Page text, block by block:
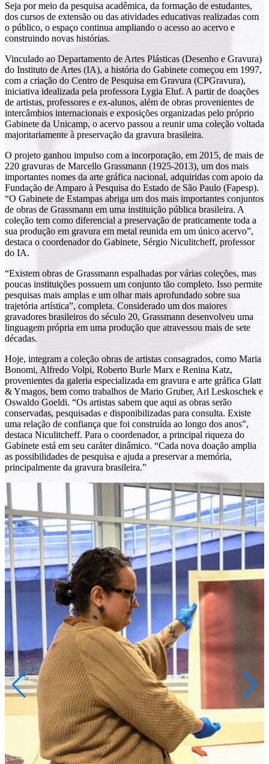
Seja por meio da pesquisa acadêmica, da formação de estudantes,
dos cursos de extensão ou das atividades educativas realizadas com
o público, o espaço continua ampliando o acesso ao acervo e
construindo novas histórias.
Vinculado ao Departamento de Artes Plásticas (Desenho e Gravura)
do Instituto de Artes (IA), a história do Gabinete começou em 1997,
com a criação do Centro de Pesquisa em Gravura (CPGravura),
iniciativa idealizada pela professora Lygia Eluf. A partir de doações
de artistas, professores e ex-alunos, além de obras provenientes de
intercâmbios internacionais e exposições organizadas pelo próprio
Gabinete da Unicamp, o acervo passou a reunir uma coleção voltada
majoritariamente à preservação da gravura brasileira.
O projeto ganhou impulso com a incorporação, em 2015, de mais de
220 gravuras de Marcello Grassmann (1925-2013), um dos mais
importantes nomes da arte gráfica nacional, adquiridas com apoio da
Fundação de Amparo à Pesquisa do Estado de São Paulo (Fapesp).
“O Gabinete de Estampas abriga um dos mais importantes conjuntos
de obras de Grassmann em uma instituição pública brasileira. A
coleção tem como diferencial a preservação de praticamente toda a
sua produção em gravura em metal reunida em um único acervo”,
destaca o coordenador do Gabinete, Sérgio Niculitcheff, professor
do IA.
“Existem obras de Grassmann espalhadas por várias coleções, mas
poucas instituições possuem um conjunto tão completo. Isso permite
pesquisas mais amplas e um olhar mais aprofundado sobre sua
trajetória artística”, completa. Considerado um dos maiores
gravadores brasileiros do século 20, Grassmann desenvolveu uma
linguagem própria em uma produção que atravessou mais de sete
décadas.
Hoje, integram a coleção obras de artistas consagrados, como Maria
Bonomi, Alfredo Volpi, Roberto Burle Marx e Renina Katz,
provenientes da galeria especializada em gravura e arte gráfica Glatt
& Ymagos, bem como trabalhos de Mario Gruber, Arl Leskoschek e
Oswaldo Goeldi. “Os artistas sabem que aqui as obras serão
conservadas, pesquisadas e disponibilizadas para consulta. Existe
uma relação de confiança que foi construída ao longo dos anos”,
destaca Niculitcheff. Para o coordenador, a principal riqueza do
Gabinete está em seu caráter dinâmico. “Cada nova doação amplia
as possibilidades de pesquisa e ajuda a preservar a memória,
principalmente da gravura brasileira.”